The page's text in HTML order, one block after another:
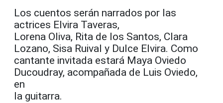
Los cuentos serán narrados por las
actrices Elvira Taveras,
Lorena Oliva, Rita de los Santos, Clara
Lozano, Sisa Ruival y Dulce Elvira. Como
cantante invitada estará Maya Oviedo
Ducoudray, acompañada de Luis Oviedo,
en
la guitarra.